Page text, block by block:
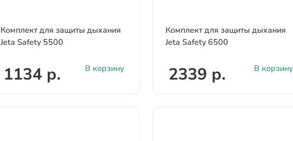
Комплект для защиты дыхания
Jeta Safety 5500
1134 р. В корзину
Комплект для защиты дыхания
Jeta Safety 6500
2339 р. В корзину